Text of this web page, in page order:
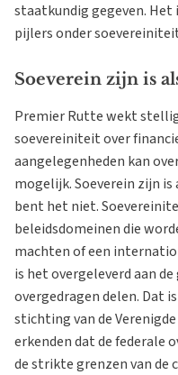
staatkundig gegeven. Het
pijlers onder
Soeverein zijn is
Premier Rutte wekt
soevereiniteit over
aangelegenheden kan
mogelijk. Soeverein zijn
bent het niet.
beleidsdomeinen die
machten of een
is het overgeleverd aan
overgedragen delen. Dat
stichting van de
erkenden dat de federale
de strikte grenzen van